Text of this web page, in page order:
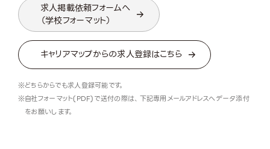
求人掲載依頼フォームへ
（学校フォーマット）
キャリアマップからの求人登録はこちら
どちらからでも求人登録可能です。
自社フォーマット(PDF)で送付の際は、下記専用メールアドレスへデータ添付
をお願いします。